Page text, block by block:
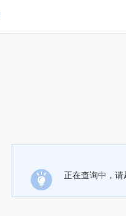
正在查询中，请